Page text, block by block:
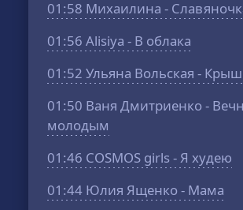
01:58 Михаилина -
01:56 Alisiya - В облака
01:52 Ульяна Вольская -
01:50 Ваня Дмитриенко -
молодым
01:46 COSMOS girls - Я худею
01:44 Юлия Ященко - Мама